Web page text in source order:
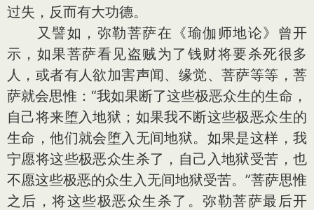
过失，反而有大功德。
又譬如，弥勒菩萨在《瑜伽师地论》曾开
示，如果菩萨看见盗贼为了钱财将要杀死很多
人，或者有人欲加害声闻、缘觉、菩萨等等，菩
萨就会思惟：“我如果断了这些极恶众生的生命，
自己将来堕入地狱；如果我不断这些极恶众生的
生命，他们就会堕入无间地狱。如果是这样，我
宁愿将这些极恶众生杀了，自己入地狱受苦，也
不愿这些极恶的众生入无间地狱受苦。”菩萨思惟
之后，将这些极恶众生杀了。弥勒菩萨最后开